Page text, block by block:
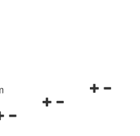
Navigationsmenü